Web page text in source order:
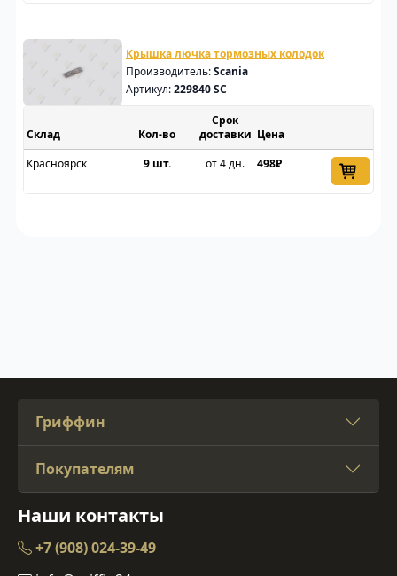
Крышка лючка тормозных колодок
Производитель:Scania
Артикул:229840 SC
Склад
Срок
доставки Цена
Красноярск
9 шт. от 4 дн. 498₽
Гриффин
Покупателям
Наши контакты
+7 (908) 024-39-49